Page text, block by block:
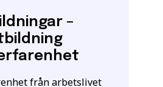
–
från arbetslivet